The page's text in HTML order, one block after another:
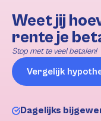
Weet jij
rente je
Stop met te veel betalen!
Vergelijk
Dagelijks